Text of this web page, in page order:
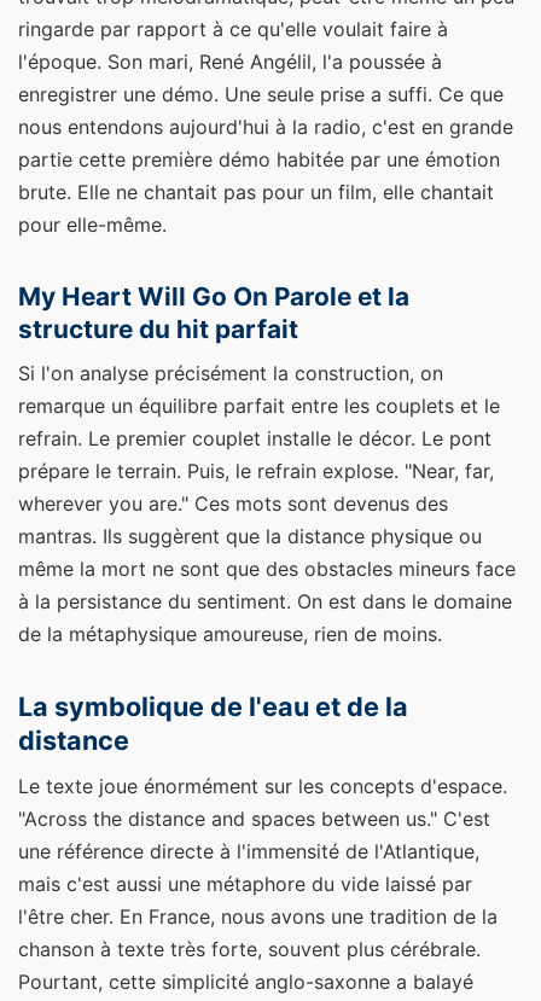
ringarde par rapport à ce qu'elle voulait faire à
l'époque. Son mari, René Angélil, l'a poussée à
enregistrer une démo. Une seule prise a suffi. Ce que
nous entendons aujourd'hui à la radio, c'est en grande
partie cette première démo habitée par une émotion
brute. Elle ne chantait pas pour un film, elle chantait
pour elle-même.
My Heart Will Go On Parole et la
structure du hit parfait
Si l'on analyse précisément la construction, on
remarque un équilibre parfait entre les couplets et le
refrain. Le premier couplet installe le décor. Le pont
prépare le terrain. Puis, le refrain explose. "Near, far,
wherever you are." Ces mots sont devenus des
mantras. Ils suggèrent que la distance physique ou
même la mort ne sont que des obstacles mineurs face
à la persistance du sentiment. On est dans le domaine
de la métaphysique amoureuse, rien de moins.
La symbolique de l'eau et de la
distance
Le texte joue énormément sur les concepts d'espace.
"Across the distance and spaces between us." C'est
une référence directe à l'immensité de l'Atlantique,
mais c'est aussi une métaphore du vide laissé par
l'être cher. En France, nous avons une tradition de la
chanson à texte très forte, souvent plus cérébrale.
Pourtant, cette simplicité anglo-saxonne a balayé